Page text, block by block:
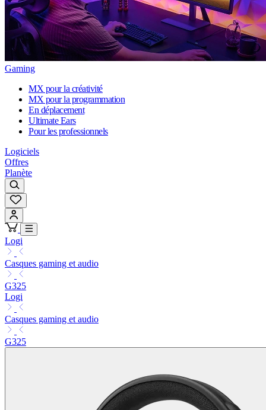
Gaming
MX pour la créativité
MX pour la programmation
En déplacement
Ultimate Ears
Pour les professionnels
Logiciels
Offres
Planète
Logi
Casques gaming et audio
G325
Logi
Casques gaming et audio
G325